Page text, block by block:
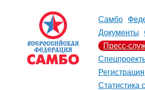
Самбо
Документы
Пресс-
Регистрация
Статистика